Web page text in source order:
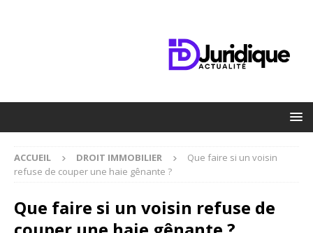
ACCUEIL DROIT IMMOBILIER
Que faire si un voisin
refuse de couper une haie gênante ?
Que faire si un voisin refuse de